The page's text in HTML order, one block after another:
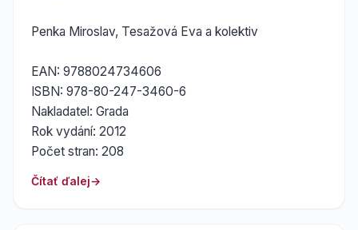
Penka Miroslav, Tesažová Eva a kolektiv
EAN: 9788024734606
ISBN: 978-80-247-3460-6
Nakladatel: Grada
Rok vydání: 2012
Počet stran: 208
Čítať ďalej